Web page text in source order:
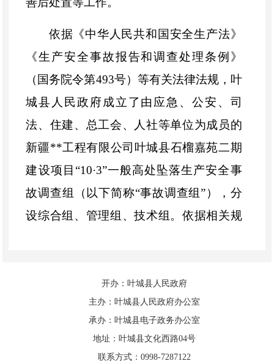
依据《中华人民共和国安全生产法》
《生产安全事故报告和调查处理条例》
（国务院令第493号）等有关法律法规，叶
城县人民政府成立了由应急、公安、司
法、住建、总工会、人社等单位为成员的
新疆**工程有限公司叶城县石榴嘉苑二期
建设项目 “10·3”一般高处坠落生产安全事
故调查组（以下简称“事故调查组”），分
设综合组、 管理组、技术组。依据相关规
失职渎职问题开展调查。
事故调查组按照“四不放过 ”和
谨、依法依规、实事求是、注重实效
开办：叶城县人民政府
主办：叶城县人民政府办公室
承办：叶城县电子政务办公室
地址：叶城县文化西路04号
联系方式：0998-7287122